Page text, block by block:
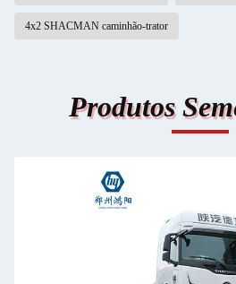
4x2 SHACMAN caminhão-trator
Produtos